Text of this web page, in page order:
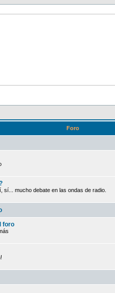
Foro
sí... mucho debate en las ondas de radio.
foro